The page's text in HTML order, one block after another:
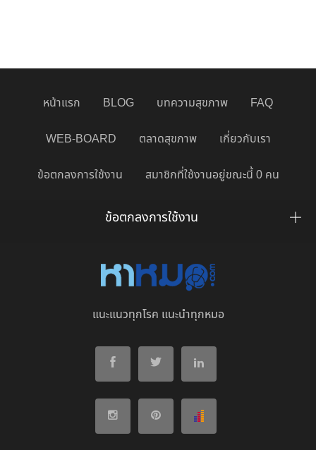
หน้าแรก BLOG บทความสุขภาพ FAQ
WEB-BOARD ตลาดสุขภาพ เกี่ยวกับเรา
ข้อตกลงการใช้งาน สมาชิกที่ใช้งานอยู่ขณะนี้ 0 คน
ข้อตกลงการใช้งาน
แนะแนวทุกโรค แนะนำทุกหมอ